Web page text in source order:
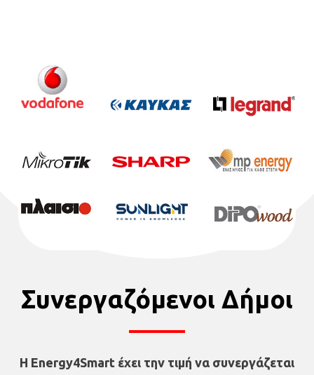
Συνεργαζόμενοι Δήμοι
Η Energy4Smart έχει την τιμή να συνεργάζεται